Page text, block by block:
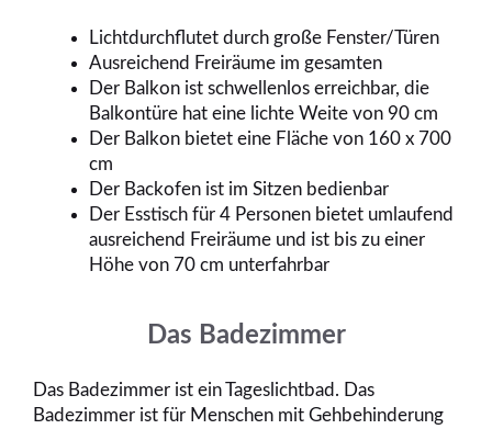
Lichtdurchflutet durch große Fenster/Türen
Ausreichend Freiräume im gesamten
Der Balkon ist schwellenlos erreichbar, die
Balkontüre hat eine lichte Weite von 90 cm
Der Balkon bietet eine Fläche von 160 x 700
cm
Der Backofen ist im Sitzen bedienbar
Der Esstisch für 4 Personen bietet umlaufend
ausreichend Freiräume und ist bis zu einer
Höhe von 70 cm unterfahrbar
Das Badezimmer
Das Badezimmer ist ein Tageslichtbad. Das
Badezimmer ist für Menschen mit Gehbehinderung